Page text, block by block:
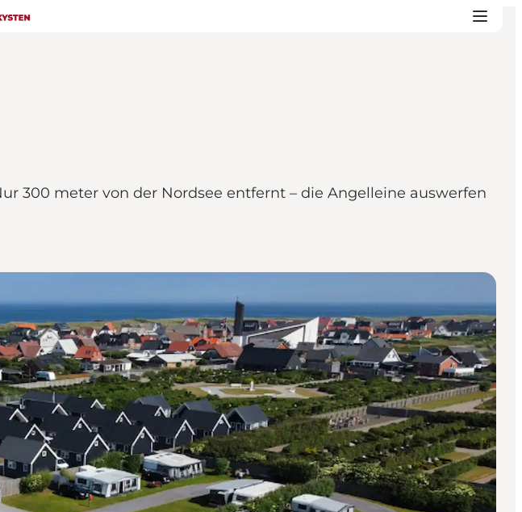
300 meter von der Nordsee entfernt – die Angelleine auswerfen